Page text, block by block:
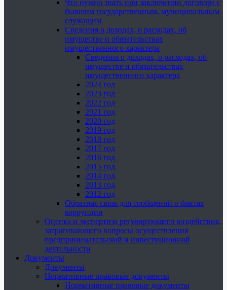
Что нужно знать при заключении договора с
бывшим государственным, муниципальным
служащим
Сведения о доходах, о расходах, об
имуществе и обязательствах
имущественного характера
Сведения о доходах, о расходах, об
имуществе и обязательствах
имущественного характера
2024 год
2023 год
2022 год
2021 год
2020 год
2019 год
2018 год
2017 год
2016 год
2015 год
2014 год
2013 год
2012 год
Обратная связь для сообщений о фактах
коррупции
Оценка и экспертиза регулирующего воздействия,
затрагивающего вопросы осуществления
предпринимательской и инвестиционной
деятельности
Документы
Документы
Нормативные правовые документы
Нормативные правовые документы